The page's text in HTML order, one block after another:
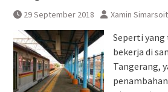
Pembatalan sementara perjalanan KA
Bandara YIA Yogyakarta
29 September 2018 Xamin Simarsoit
Seperti
bekerja di
Tangerang,